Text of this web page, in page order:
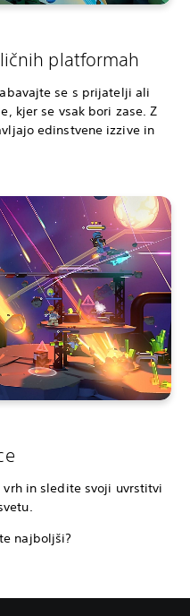
platformah
se s prijatelji ali
kjer se vsak bori zase. Z
edinstvene izzive in
vrh in sledite svoji uvrstitvi
najboljši?